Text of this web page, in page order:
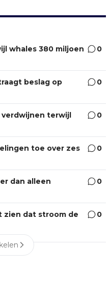
whales 380 miljoen
0
beslag op
0
verdwijnen terwijl
0
toe over zes
0
dan alleen
0
zien dat stroom de
0